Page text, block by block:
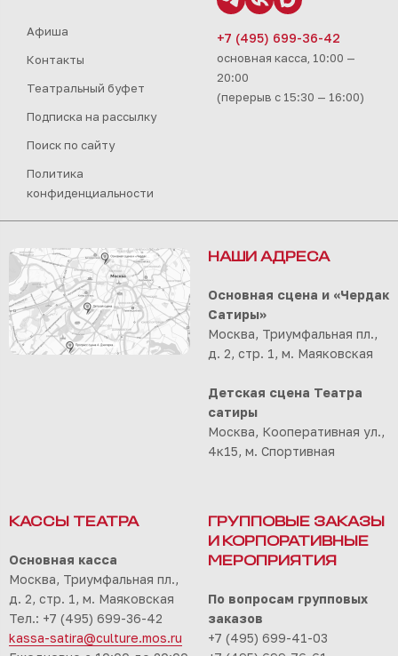
Афиша
Контакты
Театральный буфет
Подписка на рассылку
Поиск по сайту
Политика
конфиденциальности
+7 (495) 699-36-42
основная касса, 10:00 —
20:00
(перерыв с 15:30 — 16:00)
НАШИ АДРЕСА
Основная сцена и «Чердак
Сатиры»
Москва, Триумфальная пл.,
д. 2, стр. 1, м. Маяковская
Детская сцена Театра
сатиры
Москва, Кооперативная ул.,
4к15, м. Спортивная
КАССЫ ТЕАТРА
Основная касса
Москва, Триумфальная пл.,
д. 2, стр. 1, м. Маяковская
Тел.: +7 (495) 699-36-42
kassa-satira@culture.mos.ru
ГРУППОВЫЕ ЗАКАЗЫ
И КОРПОРАТИВНЫЕ
МЕРОПРИЯТИЯ
По вопросам групповых
заказов
+7 (495) 699-41-03